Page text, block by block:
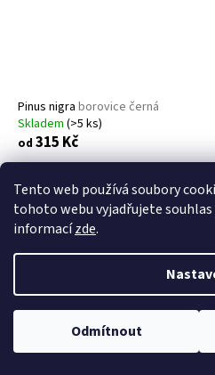
Tento web používá soubory
tohoto webu vyjadřujete souhlas
informacízde.
Odmítnout
Pinus nigra borovice černá
Skladem (>5 ks)
od 315 Kč